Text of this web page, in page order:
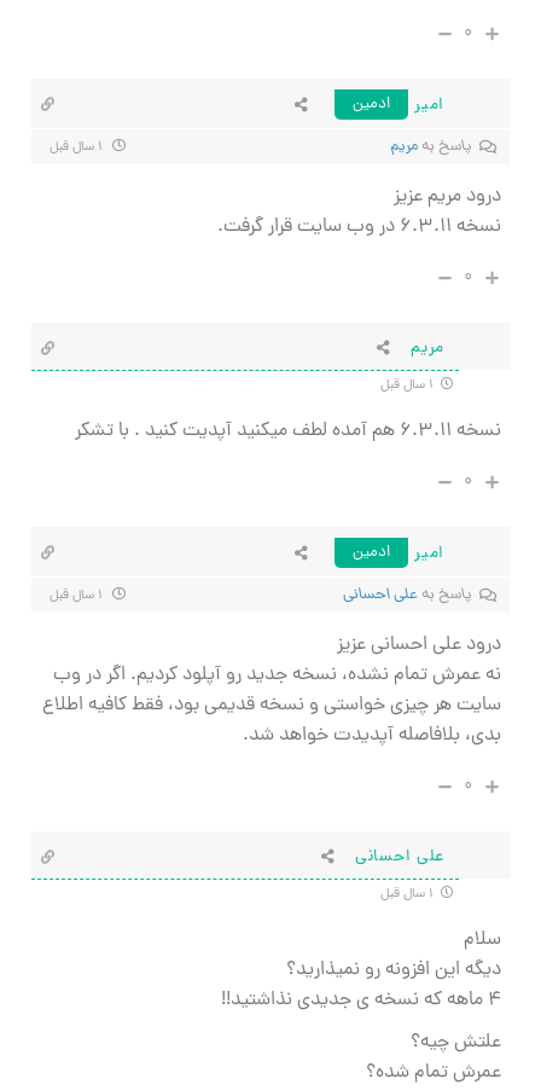
۰
امیر
ادمین
پاسخ بهمریم
درود مریم عزیز
نسخه ۶.۳.۱۱ در وب سایت قرار گرفت.
۰
مریم
نسخه ۶.۳.۱۱ هم آمده لطف میکنید آپدیت کنید . با تشکر
۰
امیر
ادمین
پاسخ بهعلی احسانی
درود علی احسانی عزیز
نه عمرش تمام نشده، نسخه جدید رو آپلود کردیم. اگر در وب
سایت هر چیزی خواستی و نسخه قدیمی بود، فقط کافیه اطلاع
بدی، بلافاصله آپدیدت خواهد شد.
۰
علی احسانی
سلام
دیگه این افزونه رو نمیذارید؟
۴ ماهه که نسخه ی جدیدی نذاشتید!!
علتش چیه؟
عمرش تمام شده؟